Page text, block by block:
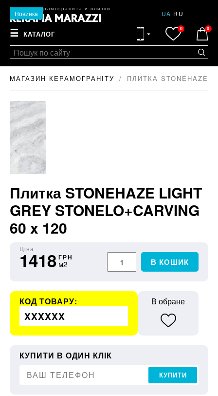
Магазин керамогранита и плитки
UA|RU
☰ КАТАЛОГ
0 0
МАГАЗИН КЕРАМОГРАНІТУ ПЛИТКА STONEHAZE
Новинка
Плитка STONEHAZE LIGHT
GREY STONELO+CARVING
60 x 120
Ціна
1418 ГРН
м2 В КОШИК
КОД ТОВАРУ:
XXXXXX
В обране
КУПИТИ В ОДИН КЛІК
КУПИТИ